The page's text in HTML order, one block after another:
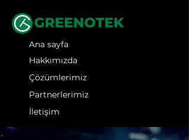
Ana sayfa
Hakkımızda
Çözümlerimiz
Partnerlerimiz
İletişim